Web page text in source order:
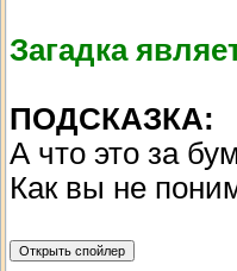
Загадка
ПОДСКАЗКА:
А что это за
Как вы не